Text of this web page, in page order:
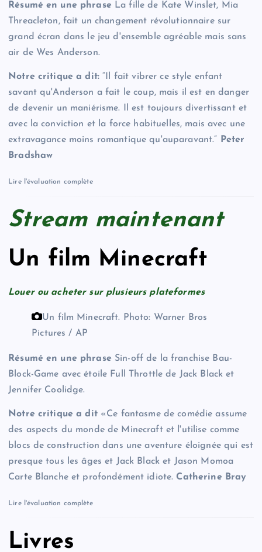
Résumé en une phraseLa fille de Kate Winslet, Mia
Threacleton, fait un changement révolutionnaire sur
grand écran dans le jeu d'ensemble agréable mais sans
air de Wes Anderson.
Notre critique a dit: “Il fait vibrer ce style enfant
savant qu'Anderson a fait le coup, mais il est en danger
de devenir un maniérisme. Il est toujours divertissant et
avec la conviction et la force habituelles, mais avec une
extravagance moins romantique qu'auparavant.”
Peter
Bradshaw
Lire l'évaluation complète
Stream maintenant
Un film Minecraft
Louer ou acheter sur plusieurs plateformes
Un film Minecraft.
Photo: Warner Bros
Pictures / AP
Résumé en une phraseSin-off de la franchise Bau-
Block-Game avec étoile Full Throttle de Jack Black et
Jennifer Coolidge.
Notre critique a dit«Ce fantasme de comédie assume
des aspects du monde de Minecraft et l'utilise comme
blocs de construction dans une aventure éloignée qui est
presque tous les âges et Jack Black et Jason Momoa
Carte Blanche et profondément idiote.Catherine Bray
Lire l'évaluation complète
Livres